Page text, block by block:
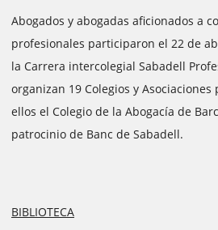
Abogados y abogadas aficionados a
profesionales participaron el 22 de
la Carrera intercolegial Sabadell
organizan 19 Colegios y
ellos el Colegio de la Abogacía de
patrocinio de Banc de Sabadell.
BIBLIOTECA